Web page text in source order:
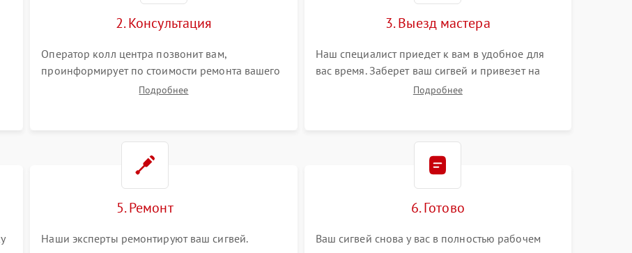
2. Консультация
Оператор колл центра позвонит вам,
проинформирует по стоимости ремонта вашего
сигвея а также ответит на все ваши вопросы.
Подробнее
3. Выезд мастера
Наш специалист приедет к вам в удобное для
вас время. Заберет ваш сигвей и привезет на
склад для диагностики.Подробнее
5. Ремонт
Наши эксперты ремонтируют ваш сигвей.
6. Готово
Ваш сигвей снова у вас в полностью рабочем